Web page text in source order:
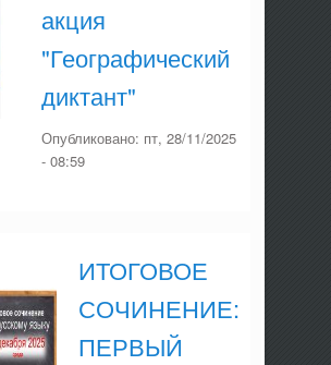
акция
"Географический
диктант"
Опубликовано: пт, 28/11/2025
- 08:59
ИТОГОВОЕ
СОЧИНЕНИЕ:
ПЕРВЫЙ